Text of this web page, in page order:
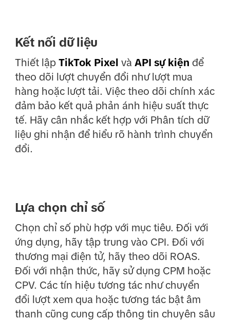
Kết nối dữ liệu
Thiết lập TikTok Pixel và API sự kiện để
theo dõi lượt chuyển đổi như lượt mua
hàng hoặc lượt tải. Việc theo dõi chính xác
đảm bảo kết quả phản ánh hiệu suất thực
tế. Hãy cân nhắc kết hợp với Phân tích dữ
liệu ghi nhận để hiểu rõ hành trình chuyển
đổi.
Lựa chọn chỉ số
Chọn chỉ số phù hợp với mục tiêu. Đối với
ứng dụng, hãy tập trung vào CPI. Đối với
thương mại điện tử, hãy theo dõi ROAS.
Đối với nhận thức, hãy sử dụng CPM hoặc
CPV. Các tín hiệu tương tác như chuyển
đổi lượt xem qua hoặc tương tác bật âm
thanh cũng cung cấp thông tin chuyên sâu